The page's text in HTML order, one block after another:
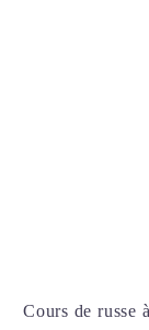
Cours de russe